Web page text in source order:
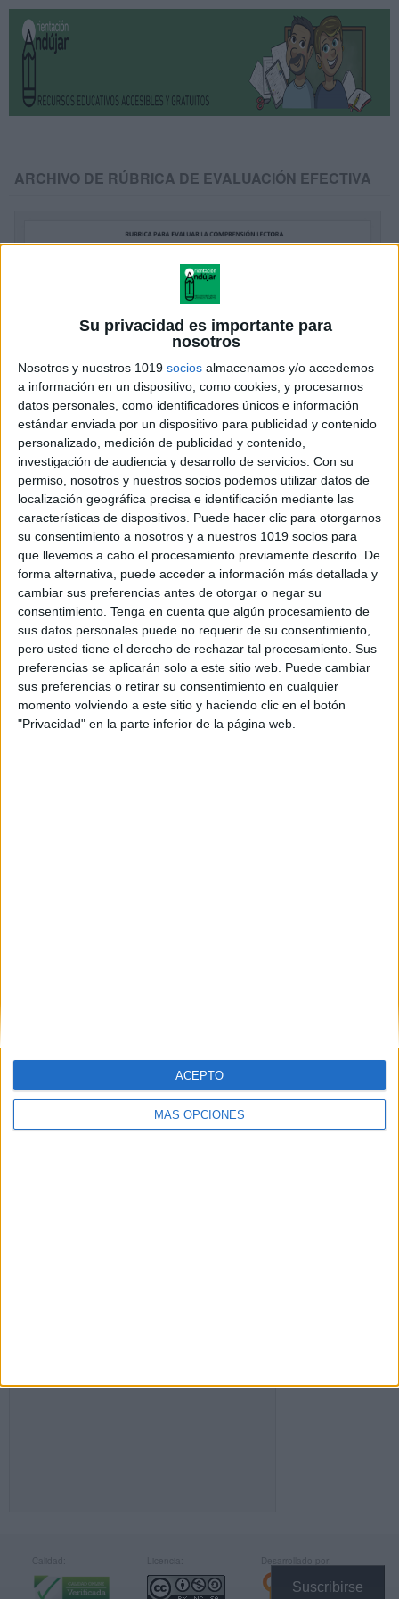
Su privacidad es importante para
nosotros
Nosotros y nuestros 1019 socios almacenamos y/o accedemos
a información en un dispositivo, como cookies, y procesamos
datos personales, como identificadores únicos e información
estándar enviada por un dispositivo para publicidad y contenido
personalizado, medición de publicidad y contenido,
investigación de audiencia y desarrollo de servicios. Con su
permiso, nosotros y nuestros socios podemos utilizar datos de
localización geográfica precisa e identificación mediante las
características de dispositivos. Puede hacer clic para otorgarnos
su consentimiento a nosotros y a nuestros 1019 socios para
que llevemos a cabo el procesamiento previamente descrito. De
forma alternativa, puede acceder a información más detallada y
cambiar sus preferencias antes de otorgar o negar su
consentimiento. Tenga en cuenta que algún procesamiento de
sus datos personales puede no requerir de su consentimiento,
pero usted tiene el derecho de rechazar tal procesamiento. Sus
preferencias se aplicarán solo a este sitio web. Puede cambiar
sus preferencias o retirar su consentimiento en cualquier
momento volviendo a este sitio y haciendo clic en el botón
"Privacidad" en la parte inferior de la página web.
MÁS OPCIONES
ACEPTO
Suscribirse
ARCHIVO DE RÚBRICA DE EVALUACIÓN EFECTIVA
RUBRICA PARA EVALUAR LA
COMPRENSIÓN LECTORA
Publicado el 19 mayo, 2019
En el contexto de las pruebas PISA se define la
competencia lectora como: La capacidad individual
para comprender, utilizar y analizar textos escritos con
el fin de lograr sus objetivos […]
SEGUIR LEYENDO
Buscar